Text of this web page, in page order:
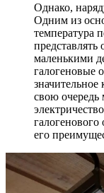
Однако,
Одним из
температура
представлять
маленькими
галогеновые
значительное
свою очередь
галогенового
его